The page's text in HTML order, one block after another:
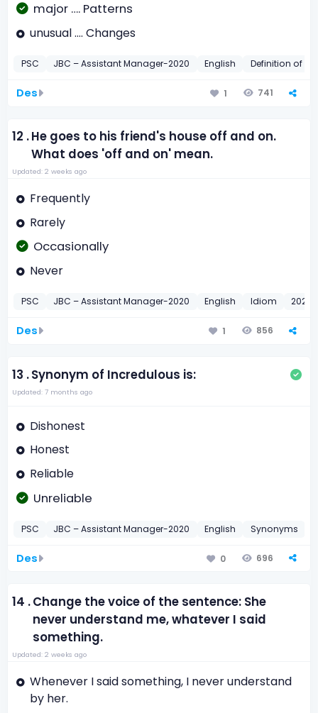
major …. Patterns
unusual …. Changes
PSC JBC – Assistant Manager-2020 English Definition of
Des 1 741
12 .He goes to his friend's house off and on.
What does 'off and on' mean.
Updated: 2 weeks ago
Frequently
Rarely
Occasionally
Never
PSC JBC – Assistant Manager-2020 English Idiom 2020
Des 1 856
13 .Synonym of Incredulous is:
Updated: 7 months ago
Dishonest
Honest
Reliable
Unreliable
PSC JBC – Assistant Manager-2020 English Synonyms
Des 0 696
14 .Change the voice of the sentence: She
never understand me, whatever I said
something.
Updated: 2 weeks ago
Whenever I said something, I never understand
by her.